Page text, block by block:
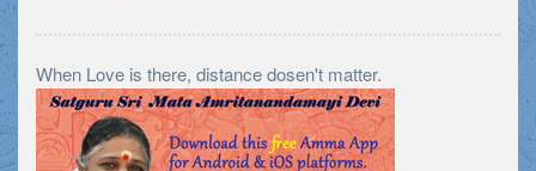
When Love is there, distance dosen't matter.